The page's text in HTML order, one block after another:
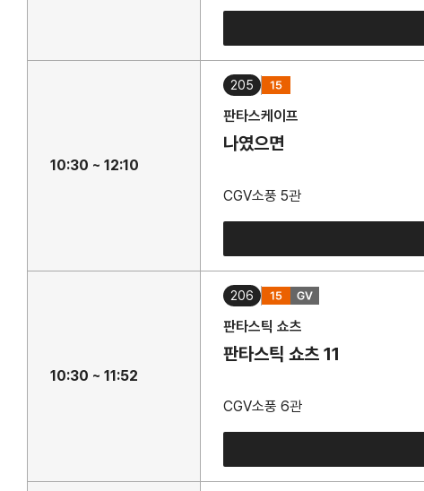
10:30 ~ 12:10
205
판타스케이프
나였으면
CGV소풍 5관
10:30 ~ 11:52
206
판타스틱 쇼츠
판타스틱 쇼츠 11
CGV소풍 6관